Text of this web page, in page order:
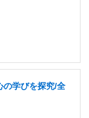
の学びを探究/全